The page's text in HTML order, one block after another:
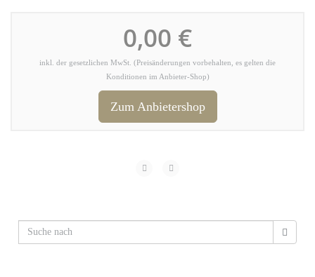
0,00 €
inkl. der gesetzlichen MwSt. (Preisänderungen vorbehalten, es gelten die
Konditionen im Anbieter-Shop)
Zum Anbietershop